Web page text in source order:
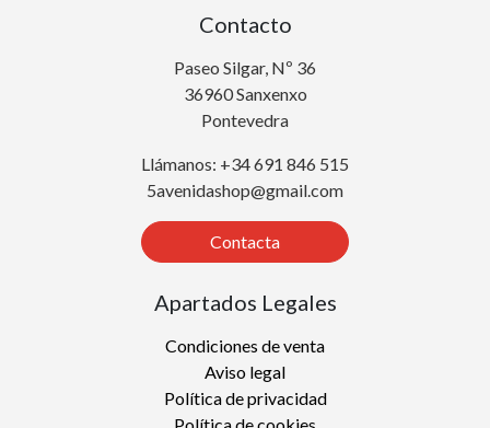
Contacto
Paseo Silgar, Nº 36
36960 Sanxenxo
Pontevedra
Llámanos: +34 691 846 515
5avenidashop@gmail.com
Contacta
Apartados Legales
Condiciones de venta
Aviso legal
Política de privacidad
Política de cookies